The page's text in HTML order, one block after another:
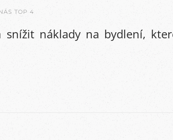
TOP 4
snížit náklady na bydlení,